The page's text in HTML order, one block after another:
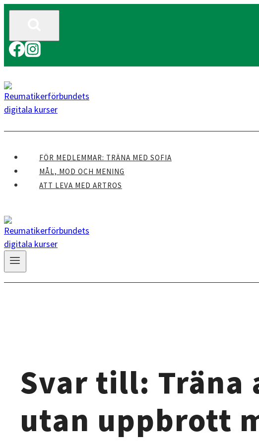
Skip
FÖR MEDLEMMAR: TRÄNA MED SOFIA
MÅL, MOD OCH MENING
ATT LEVA MED ARTROS
Svar till: Träna
utan uppbrott